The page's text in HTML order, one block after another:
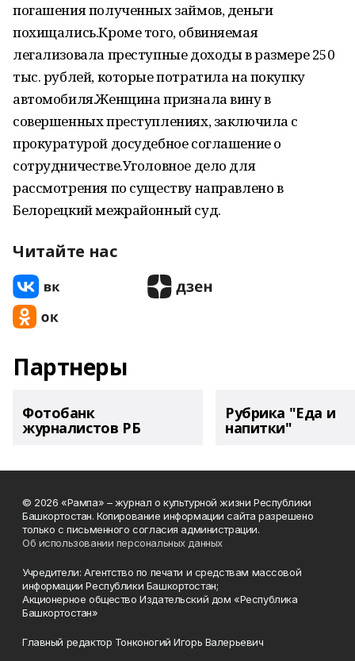
погашения полученных займов, деньги
похищались.Кроме того, обвиняемая
легализовала преступные доходы в размере 250
тыс. рублей, которые потратила на покупку
автомобиля.Женщина признала вину в
совершенных преступлениях, заключила с
прокуратурой досудебное соглашение о
сотрудничестве.Уголовное дело для
рассмотрения по существу направлено в
Белорецкий межрайонный суд.
Читайте нас
Партнеры
Фотобанк
журналистов РБ
Рубрика "Еда и
напитки"
© 2026 «Рампа» – журнал о культурной жизни Республики
Башкортостан. Копирование информации сайта разрешено
только с письменного согласия администрации.
Об использовании персональных данных
Учредители: Агентство по печати и средствам массовой
информации Республики Башкортостан;
Акционерное общество Издательский дом «Республика
Башкортостан»
Главный редактор Тонконогий Игорь Валерьевич